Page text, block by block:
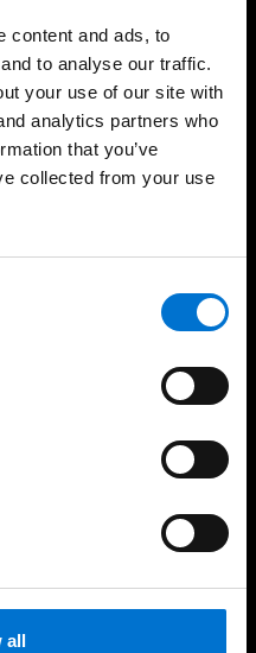
content and ads, to
to analyse our traffic.
your use of our site with
analytics partners who
that you’ve
collected from your use
all